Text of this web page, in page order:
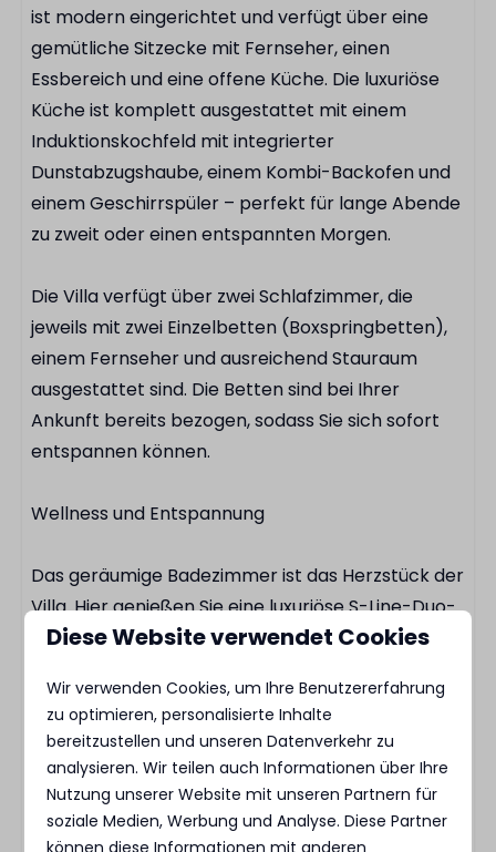
Spielplatz
Restaurant
Fahrradverleih
E-Chopper-Verleih
Bouleplatz
Freibad
Kinderschwimmbad
ist modern eingerichtet und verfügt über eine
gemütliche Sitzecke mit Fernseher, einen
Essbereich und eine offene Küche. Die luxuriöse
Küche ist komplett ausgestattet mit einem
Induktionskochfeld mit integrierter
Dunstabzugshaube, einem Kombi-Backofen und
einem Geschirrspüler – perfekt für lange Abende
zu zweit oder einen entspannten Morgen.
Die Villa verfügt über zwei Schlafzimmer, die
jeweils mit zwei Einzelbetten (Boxspringbetten),
einem Fernseher und ausreichend Stauraum
ausgestattet sind. Die Betten sind bei Ihrer
Ankunft bereits bezogen, sodass Sie sich sofort
entspannen können.
Wellness und Entspannung
Das geräumige Badezimmer ist das Herzstück der
Villa. Hier genießen Sie eine luxuriöse S-Line-Duo-
Sauna, eine Regendusche und hochwertige
einem Tag im Freien vollkommen zu entspannen.
Das Badezimmer ist mit Waschbecken und WC
ausgestattet.
Natur pur genießen
Diese Website verwendet Cookies
Wir verwenden Cookies, um Ihre Benutzererfahrung
zu optimieren, personalisierte Inhalte
bereitzustellen und unseren Datenverkehr zu
analysieren. Wir teilen auch Informationen über Ihre
Nutzung unserer Website mit unseren Partnern für
soziale Medien, Werbung und Analyse. Diese Partner
können diese Informationen mit anderen